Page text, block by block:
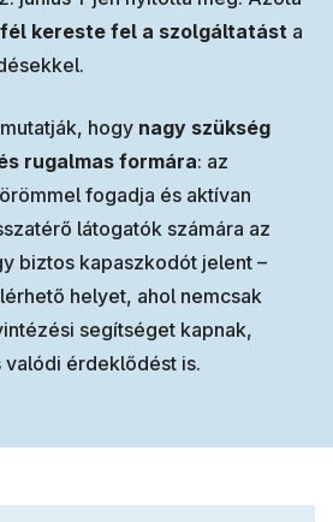
kereste fel a szolgáltatást a
hogy nagy szükség
rugalmas formára: az
fogadja és aktívan
látogatók számára az
biztos kapaszkodót jelent –
helyet, ahol nemcsak
segítséget kapnak,
érdeklődést is.